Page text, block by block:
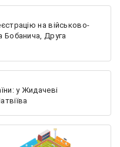
на військово-
Бобанича, Друга
у Жидачеві